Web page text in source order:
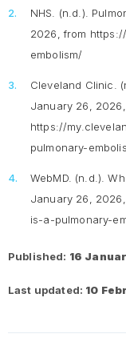
NHS. (n.d.).
2026, from
embolism/
Cleveland Clinic.
January 26,
https://
pulmonary-
WebMD. (n.d.).
January 26,
is-a-pulmonary-
Published: 16
Last updated: 10